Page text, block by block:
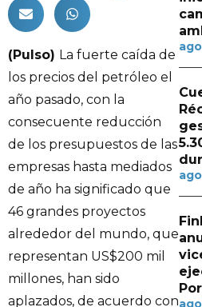
(Pulso) La fuerte caída de
los precios del petróleo el
año pasado, con la
consecuente reducción
de los presupuestos de las
empresas hasta mediados
de año ha significado que
46 grandes proyectos
alrededor del mundo, que
representan US$200 mil
millones, han sido
aplazados, de acuerdo con